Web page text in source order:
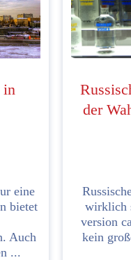
in
eine
bietet
Auch
...
der
wirklich
version
kein